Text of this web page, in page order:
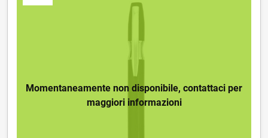
Momentaneamente non disponibile, contattaci per
maggiori informazioni